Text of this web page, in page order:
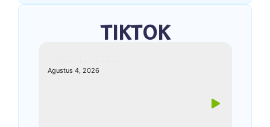
TIKTOK
Agustus 4, 2026